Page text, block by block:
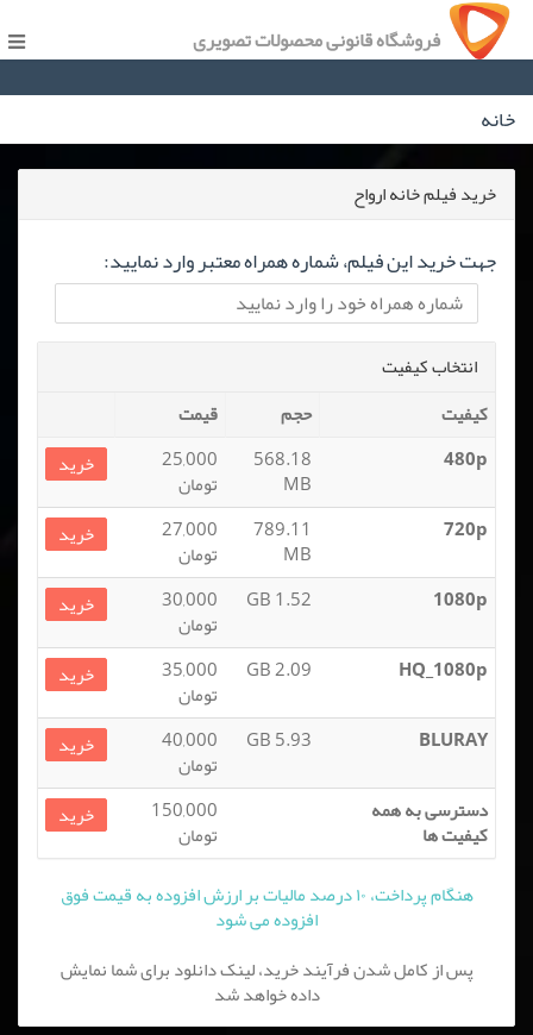
فروشگاه قانونی محصولات تصویری
خانه
خرید فیلم خانه ارواح
جهت خرید این فیلم، شماره همراه معتبر وارد نمایید:
انتخاب کیفیت
کیفیت
حجم
قیمت
480p
568.18
MB
25,000
تومان
خرید
720p
789.11
MB
27,000
تومان
خرید
1080p
1.52 GB
30,000
تومان
خرید
HQ_1080p
2.09 GB
35,000
تومان
خرید
BLURAY
5.93 GB
40,000
تومان
خرید
دسترسی به همه
کیفیت ها
150,000
تومان
خرید
هنگام پرداخت، ۱۰ درصد مالیات بر ارزش افزوده به قیمت فوق
افزوده می شود
پس از کامل شدن فرآیند خرید، لینک دانلود برای شما نمایش
داده خواهد شد